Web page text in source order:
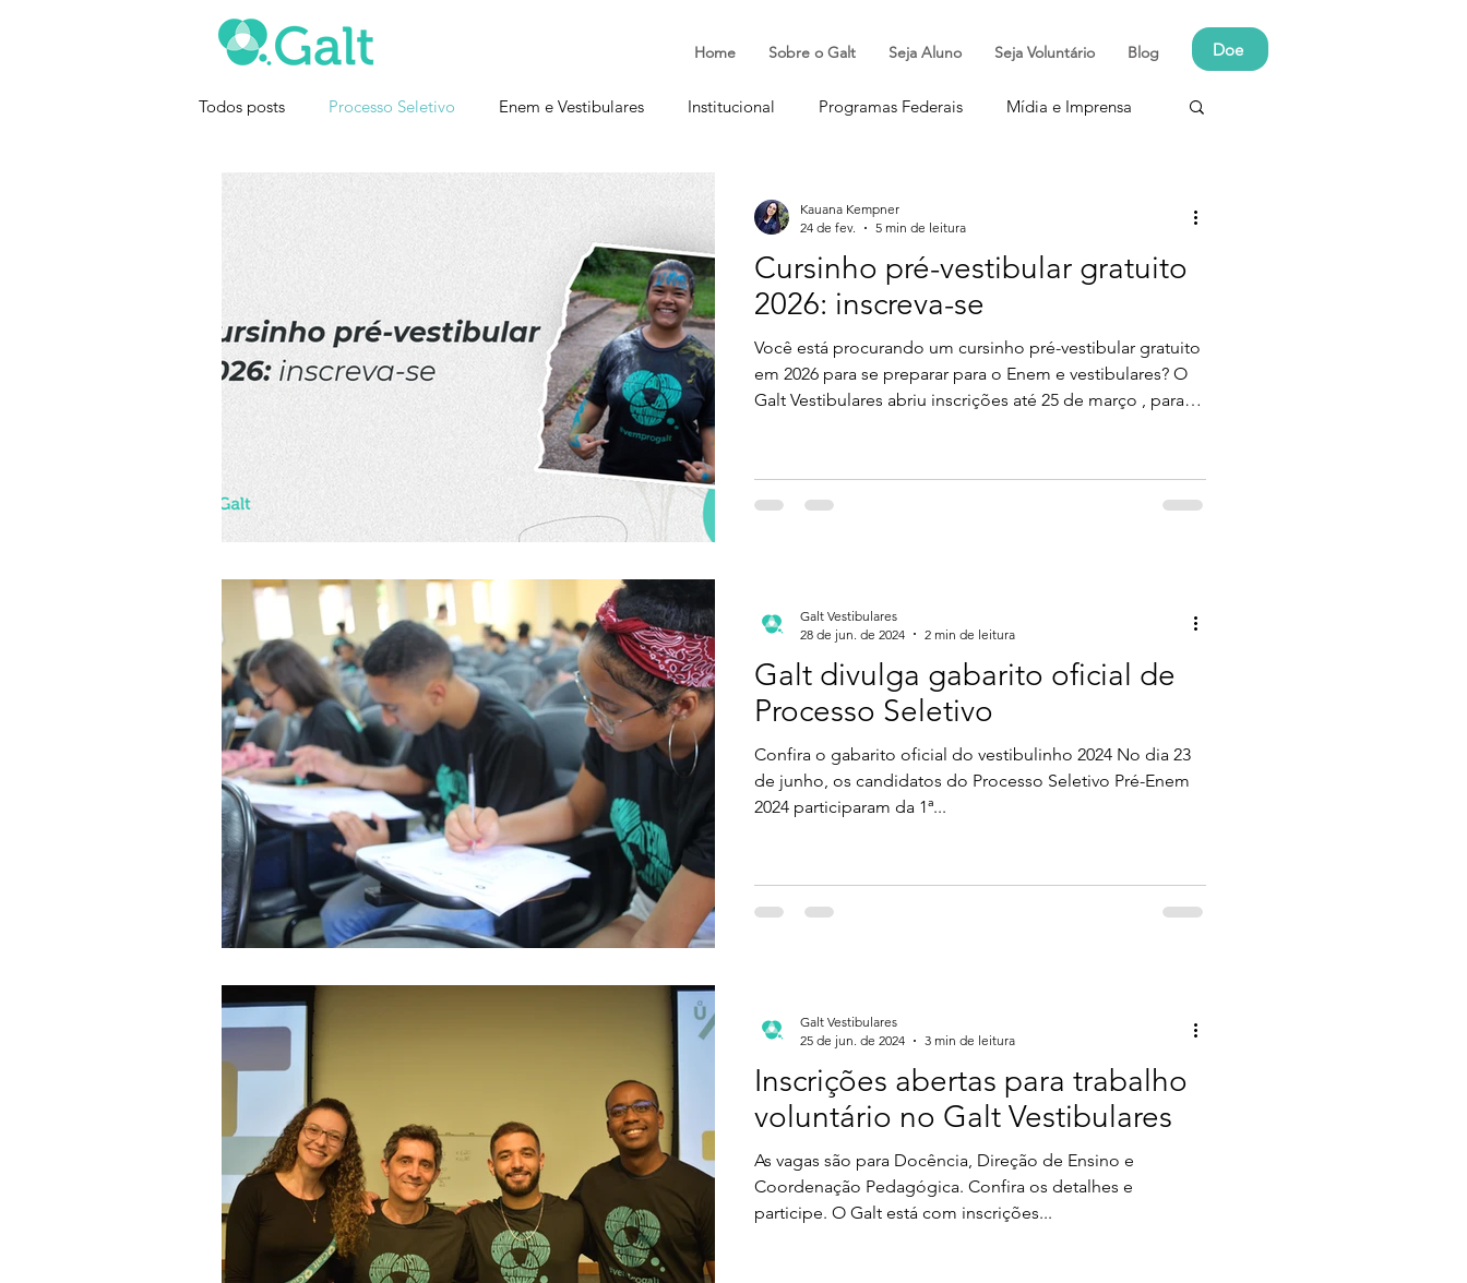
Home Sobre o Galt Seja Aluno Seja Voluntário Blog Doe
Todos posts Processo Seletivo Enem e Vestibulares Institucional Programas Federais Mídia e Imprensa
Dicas de Estudo Carreiras e Profissões
Cursinho pré-vestibular gratuito
2026: inscreva-se
Você está procurando um cursinho pré-vestibular gratuito
em 2026 para se preparar para o Enem e vestibulares? O
Galt Vestibulares abriu inscrições até 25 de março , para
artigo, você confere quem pode se inscrever, como
funciona a seleção, dados importantes e como garantir
Kauana Kempner
24 de fev.
5 min de leitura
Galt divulga gabarito oficial de
Processo Seletivo
Confira o gabarito oficial do vestibulinho 2024 No dia 23
de junho, os candidatos do Processo Seletivo Pré-Enem
2024 participaram da 1ª...
Galt Vestibulares
28 de jun. de 2024
2 min de leitura
Inscrições abertas para trabalho
voluntário no Galt Vestibulares
As vagas são para Docência, Direção de Ensino e
Coordenação Pedagógica. Confira os detalhes e
participe. O Galt está com inscrições...
Galt Vestibulares
25 de jun. de 2024
3 min de leitura